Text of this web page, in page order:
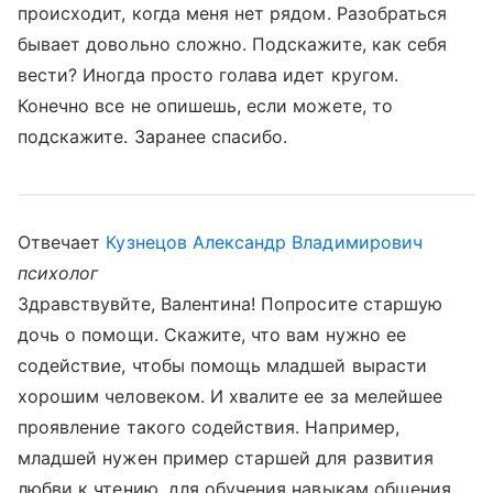
происходит, когда меня нет рядом. Разобраться
бывает довольно сложно. Подскажите, как себя
вести? Иногда просто голава идет кругом.
Конечно все не опишешь, если можете, то
подскажите. Заранее спасибо.
Отвечает Кузнецов Александр Владимирович
психолог
Здравствувйте, Валентина! Попросите старшую
дочь о помощи. Скажите, что вам нужно ее
содействие, чтобы помощь младшей вырасти
хорошим человеком. И хвалите ее за мелейшее
проявление такого содействия. Например,
младшей нужен пример старшей для развития
любви к чтению, для обучения навыкам общения,